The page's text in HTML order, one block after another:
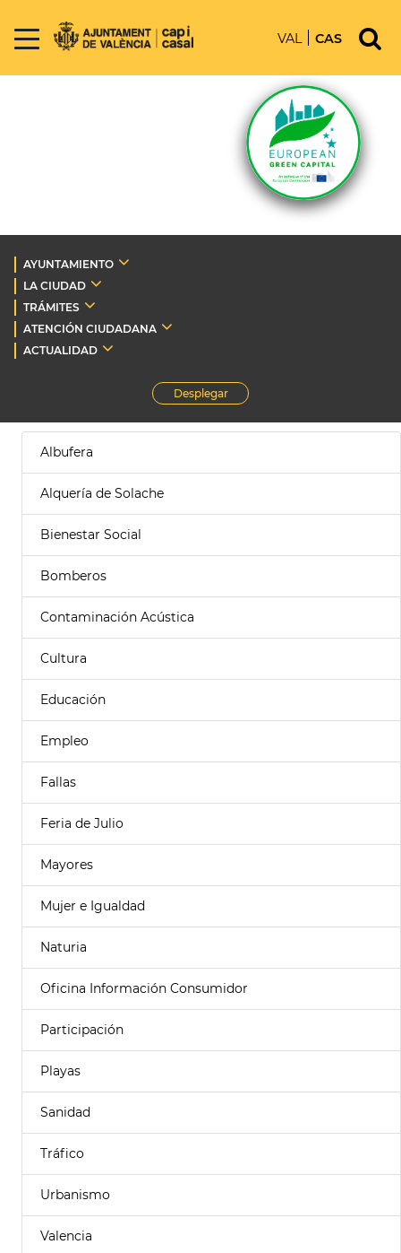
VAL CAS
AYUNTAMIENTO
LA CIUDAD
TRÁMITES
ATENCIÓN CIUDADANA
ACTUALIDAD
Desplegar
Albufera
Alquería de Solache
Bienestar Social
Bomberos
Contaminación Acústica
Cultura
Educación
Empleo
Fallas
Feria de Julio
Mayores
Mujer e Igualdad
Naturia
Oficina Información Consumidor
Participación
Playas
Sanidad
Tráfico
Urbanismo
Valencia